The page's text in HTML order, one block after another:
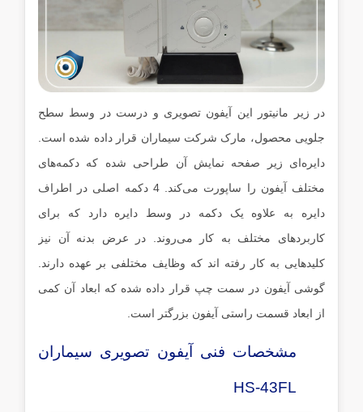
در زیر مانیتور این آیفون تصویری و درست در وسط سطح
جلویی محصول، مارک شرکت سیماران قرار داده شده است.
دایره‌ای زیر صفحه نمایش آن طراحی شده که دکمه‌های
مختلف آیفون را ساپورت می‌کند. 4 دکمه اصلی در اطراف
دایره به علاوه یک دکمه در وسط دایره دارد که برای
کاربردهای مختلف به کار می‌روند. در عرض بدنه آن نیز
کلیدهایی به کار رفته اند که وظایف مختلفی بر عهده دارند.
گوشی آیفون در سمت چپ قرار داده شده که ابعاد آن کمی
از ابعاد قسمت راستی آیفون بزرگتر است.
مشخصات فنی آیفون تصویری سیماران
HS-43FL